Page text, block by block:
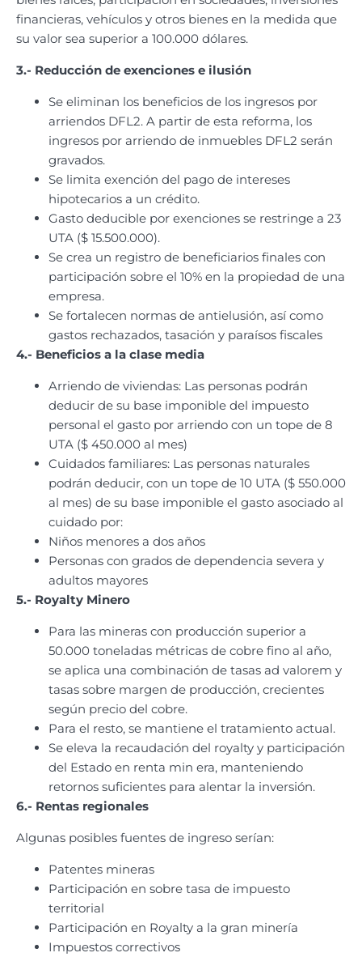
financieras, vehículos y otros bienes en la medida que
su valor sea superior a 100.000 dólares.
3.- Reducción de exenciones e ilusión
Se eliminan los beneficios de los ingresos por
arriendos DFL2. A partir de esta reforma, los
ingresos por arriendo de inmuebles DFL2 serán
gravados.
Se limita exención del pago de intereses
hipotecarios a un crédito.
Gasto deducible por exenciones se restringe a 23
UTA ($ 15.500.000).
Se crea un registro de beneficiarios finales con
participación sobre el 10% en la propiedad de una
empresa.
Se fortalecen normas de antielusión, así como
gastos rechazados, tasación y paraísos fiscales
4.- Beneficios a la clase media
Arriendo de viviendas: Las personas podrán
deducir de su base imponible del impuesto
personal el gasto por arriendo con un tope de 8
UTA ($ 450.000 al mes)
Cuidados familiares: Las personas naturales
podrán deducir, con un tope de 10 UTA ($ 550.000
al mes) de su base imponible el gasto asociado al
cuidado por:
Niños menores a dos años
Personas con grados de dependencia severa y
adultos mayores
5.- Royalty Minero
Para las mineras con producción superior a
50.000 toneladas métricas de cobre fino al año,
se aplica una combinación de tasas ad valorem y
tasas sobre margen de producción, crecientes
según precio del cobre.
Para el resto, se mantiene el tratamiento actual.
Se eleva la recaudación del royalty y participación
del Estado en renta min era, manteniendo
retornos suficientes para alentar la inversión.
6.- Rentas regionales
Algunas posibles fuentes de ingreso serían:
Patentes mineras
Participación en sobre tasa de impuesto
territorial
Participación en Royalty a la gran minería
Impuestos correctivos